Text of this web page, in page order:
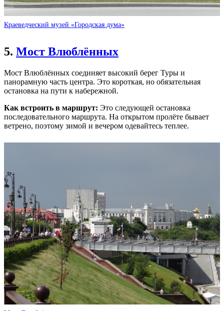
Краеведческий музей «Городская дума»
5. Мост Влюблённых
Мост Влюблённых соединяет высокий берег Туры и
панорамную часть центра. Это короткая, но обязательная
остановка на пути к набережной.
Как встроить в маршрут: Это следующей остановка
последовательного маршрута. На открытом пролёте бывает
ветрено, поэтому зимой и вечером одевайтесь теплее.